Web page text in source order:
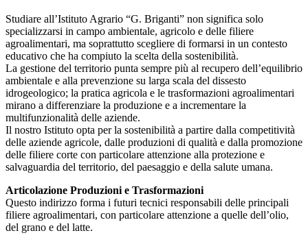
Studiare all’Istituto Agrario “G. Briganti” non significa solo
specializzarsi in campo ambientale, agricolo e delle filiere
agroalimentari, ma soprattutto scegliere di formarsi in un contesto
educativo che ha compiuto la scelta della sostenibilità.
La gestione del territorio punta sempre più al recupero dell’equilibrio
ambientale e alla prevenzione su larga scala del dissesto
idrogeologico; la pratica agricola e le trasformazioni agroalimentari
mirano a differenziare la produzione e a incrementare la
multifunzionalità delle aziende.
Il nostro Istituto opta per la sostenibilità a partire dalla competitività
delle aziende agricole, dalle produzioni di qualità e dalla promozione
delle filiere corte con particolare attenzione alla protezione e
salvaguardia del territorio, del paesaggio e della salute umana.
Articolazione Produzioni e Trasformazioni
Questo indirizzo forma i futuri tecnici responsabili delle principali
filiere agroalimentari, con particolare attenzione a quelle dell’olio,
del grano e del latte.